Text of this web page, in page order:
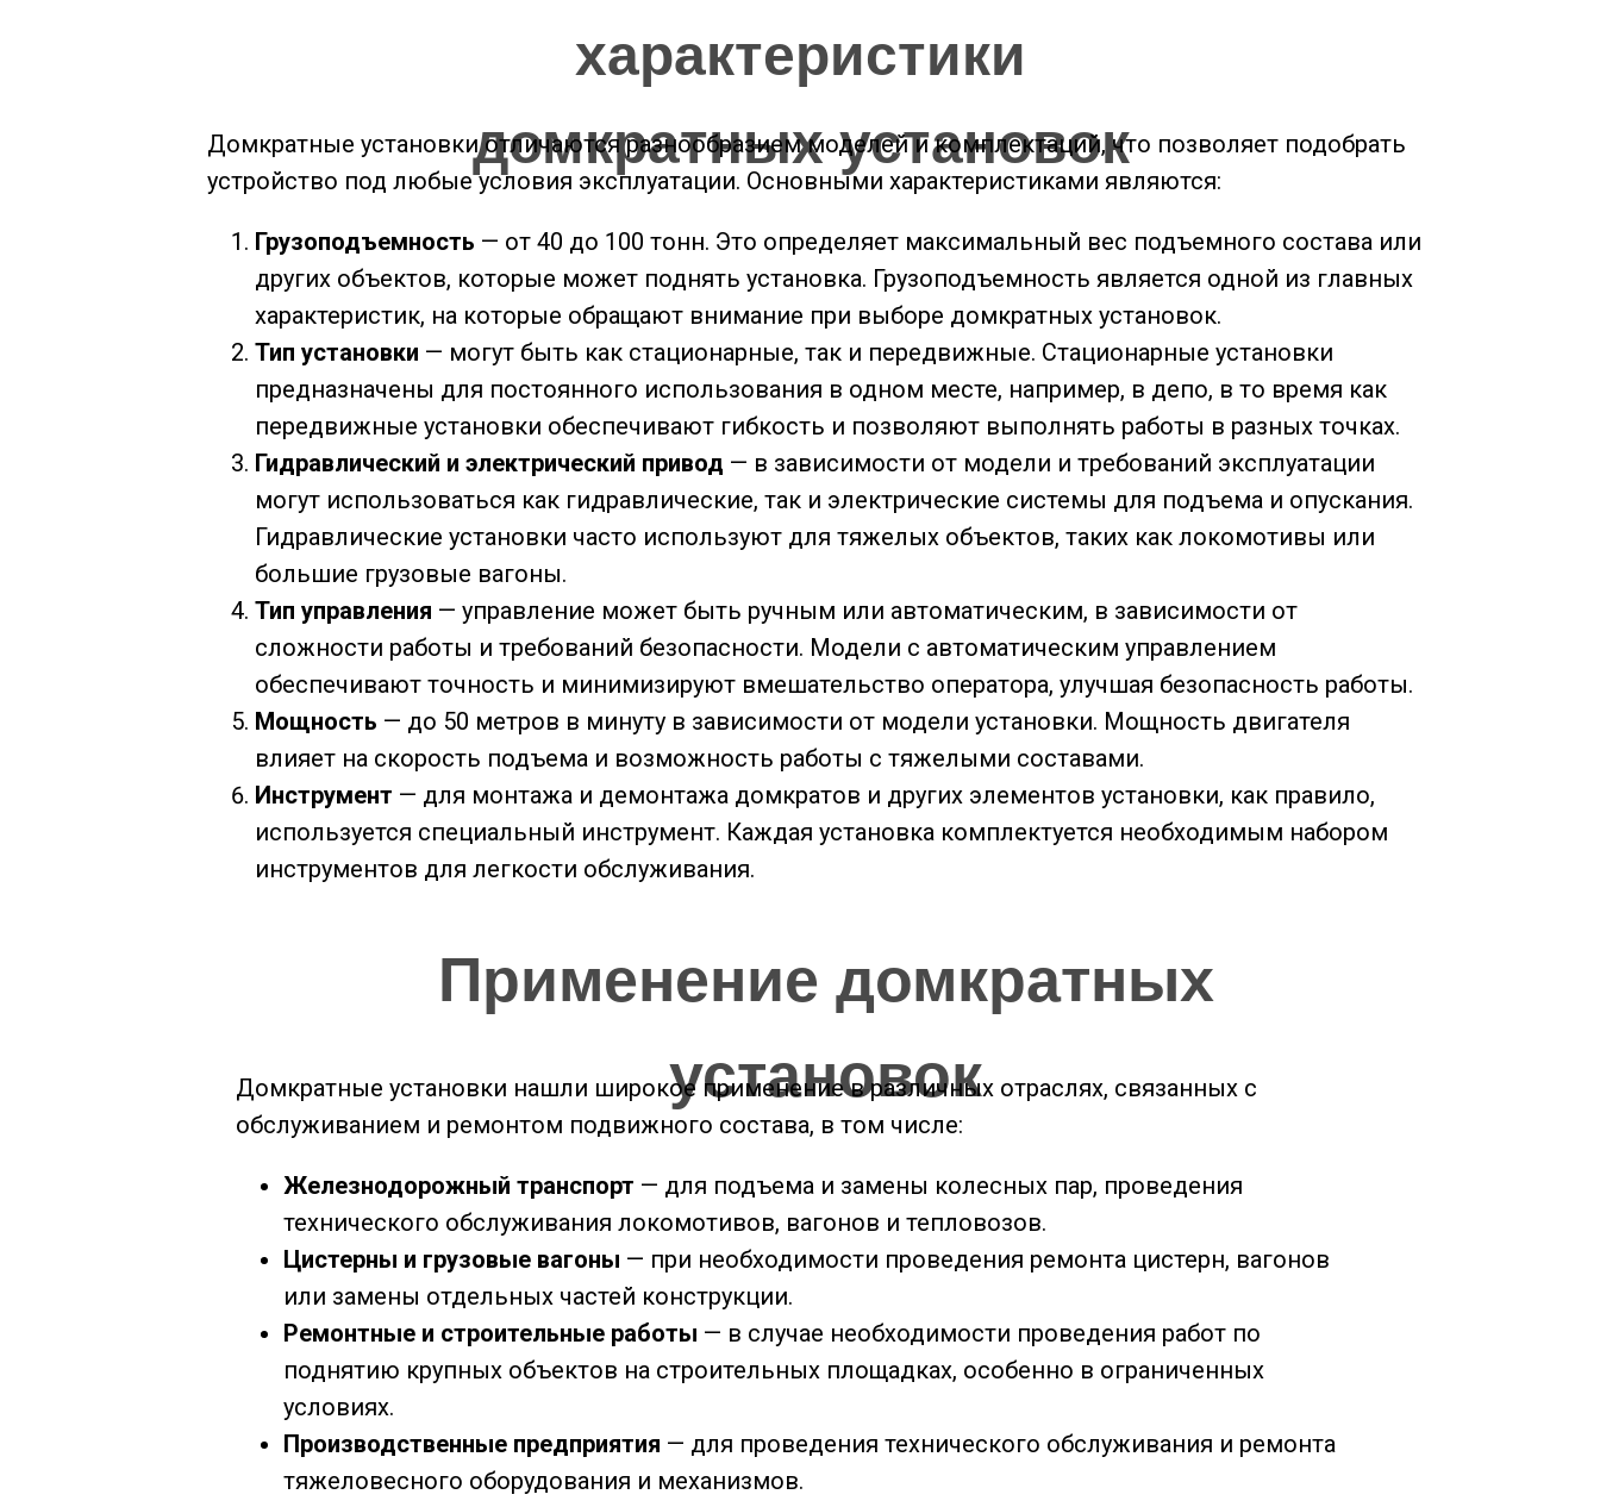
характеристики
домкратных установок
Домкратные установки отличаются разнообразием моделей и комплектаций, что позволяет подобрать
устройство под любые условия эксплуатации. Основными характеристиками являются:
Грузоподъемность — от 40 до 100 тонн. Это определяет максимальный вес подъемного состава или
других объектов, которые может поднять установка. Грузоподъемность является одной из главных
характеристик, на которые обращают внимание при выборе домкратных установок.
Тип установки — могут быть как стационарные, так и передвижные. Стационарные установки
предназначены для постоянного использования в одном месте, например, в депо, в то время как
передвижные установки обеспечивают гибкость и позволяют выполнять работы в разных точках.
Гидравлический и электрический привод — в зависимости от модели и требований эксплуатации
могут использоваться как гидравлические, так и электрические системы для подъема и опускания.
Гидравлические установки часто используют для тяжелых объектов, таких как локомотивы или
большие грузовые вагоны.
Тип управления — управление может быть ручным или автоматическим, в зависимости от
сложности работы и требований безопасности. Модели с автоматическим управлением
обеспечивают точность и минимизируют вмешательство оператора, улучшая безопасность работы.
Мощность — до 50 метров в минуту в зависимости от модели установки. Мощность двигателя
влияет на скорость подъема и возможность работы с тяжелыми составами.
Инструмент — для монтажа и демонтажа домкратов и других элементов установки, как правило,
используется специальный инструмент. Каждая установка комплектуется необходимым набором
инструментов для легкости обслуживания.
Применение домкратных
установок
Домкратные установки нашли широкое применение в различных отраслях, связанных с
обслуживанием и ремонтом подвижного состава, в том числе:
Железнодорожный транспорт — для подъема и замены колесных пар, проведения
технического обслуживания локомотивов, вагонов и тепловозов.
Цистерны и грузовые вагоны — при необходимости проведения ремонта цистерн, вагонов
или замены отдельных частей конструкции.
Ремонтные и строительные работы — в случае необходимости проведения работ по
поднятию крупных объектов на строительных площадках, особенно в ограниченных
условиях.
Производственные предприятия — для проведения технического обслуживания и ремонта
тяжеловесного оборудования и механизмов.